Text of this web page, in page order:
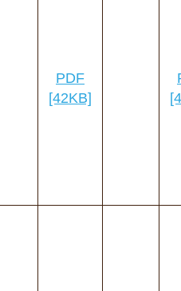
PDF
[42KB]